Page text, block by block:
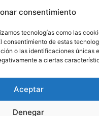
consentimiento
tecnologías como las
de estas
o las identificaciones únicas
a ciertas
Aceptar
Denegar